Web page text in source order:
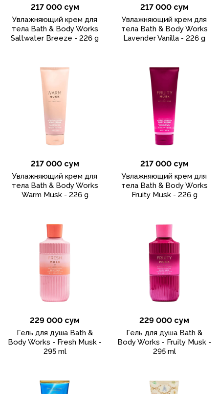
217 000 сум
Увлажняющий крем для
тела Bath & Body Works
Saltwater Breeze - 226 g
217 000 сум
Увлажняющий крем для
тела Bath & Body Works
Lavender Vanilla - 226 g
217 000 сум
Увлажняющий крем для
тела Bath & Body Works
Warm Musk - 226 g
217 000 сум
Увлажняющий крем для
тела Bath & Body Works
Fruity Musk - 226 g
229 000 сум
Гель для душа Bath &
Body Works - Fresh Musk -
295 ml
229 000 сум
Гель для душа Bath &
Body Works - Fruity Musk -
295 ml